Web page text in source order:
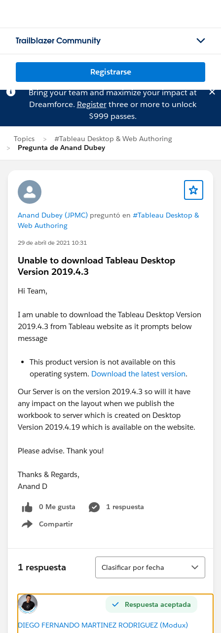
Trailblazer Community
Registrarse
Bring your team and maximize your impact at
Dreamforce. Registerthree or more to unlock
$999 passes.
Topics
#Tableau Desktop & Web Authoring
Pregunta de Anand Dubey
Anand Dubey (JPMC) preguntó en #Tableau Desktop &
Web Authoring
29 de abril de 2021 10:31
Unable to download Tableau Desktop
Version 2019.4.3
Hi Team,
I am unable to download the Tableau Desktop Version
2019.4.3 from Tableau website as it prompts below
message
This product version is not available on this
operating system. Download the latest version.
Our Server is on the version 2019.4.3 so will it have
any impact on the layout when we publish the
workbook to server which is created on Desktop
Version 2019.4.19 which is available on the website.
Please advise. Thank you!
Thanks & Regards,
Anand D
0 Me gusta
1 respuesta
Compartir
Show menu
1 respuesta
Ordenar
Clasificar por fecha
Respuesta aceptada
DIEGO FERNANDO MARTINEZ RODRIGUEZ (Modux)